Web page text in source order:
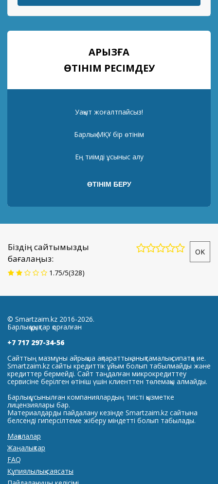
ҚАРЫЗҒА
ӨТІНІМ РЕСІМДЕУ
Уақыт жоғалтпайсыз!
Барлық МҚҰ бір өтінім
Ең тиімді ұсыныс алу
Біздің сайтымызды
бағалаңыз:
OK
1.75/5(328)
© Smartzaim.kz 2016-2026.
Барлық құқықтар қорғалған
+7 717 297-34-56
Сайттың мазмұны айрықша ақпараттық-анықтамалық сипатқа ие.
Smartzaim.kz сайты кредиттік ұйым болып табылмайды және
кредиттер бермейді. Сайт таңдалған микрокредиттеу
сервисіне берілген өтініш үшін клиенттен төлемақы алмайды.
Барлық ұсынылған компаниялардың тиісті қызметке
лицензиялары бар.
Материалдарды пайдалану кезінде Smartzaim.kz сайтына
белсенді гиперсілтеме жіберу міндетті болып табылады.
Мақалалар
Жаңалықтар
FAQ
Құпиялылық саясаты